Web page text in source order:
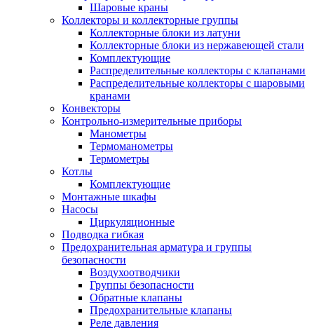
Шаровые краны
Коллекторы и коллекторные группы
Коллекторные блоки из латуни
Коллекторные блоки из нержавеющей стали
Комплектующие
Распределительные коллекторы с клапанами
Распределительные коллекторы с шаровыми
кранами
Конвекторы
Контрольно-измерительные приборы
Манометры
Термоманометры
Термометры
Котлы
Комплектующие
Монтажные шкафы
Насосы
Циркуляционные
Подводка гибкая
Предохранительная арматура и группы
безопасности
Воздухоотводчики
Группы безопасности
Обратные клапаны
Предохранительные клапаны
Реле давления